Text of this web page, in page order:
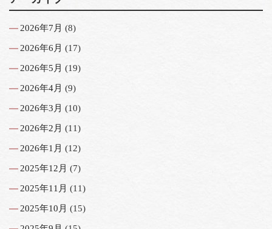
2026年7月 (8)
2026年6月 (17)
2026年5月 (19)
2026年4月 (9)
2026年3月 (10)
2026年2月 (11)
2026年1月 (12)
2025年12月 (7)
2025年11月 (11)
2025年10月 (15)